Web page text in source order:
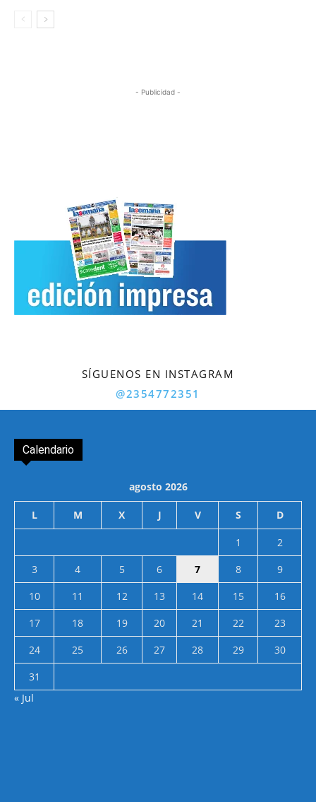
- Publicidad -
SÍGUENOS EN INSTAGRAM
@2354772351
Calendario
agosto 2026
L M X J V S D
1
2
3
4 5 6 7 8
9
10
11 12 13 14 15
16
17
18 19 20 21 22
23
24
25 26 27 28 29
30
31
« Jul